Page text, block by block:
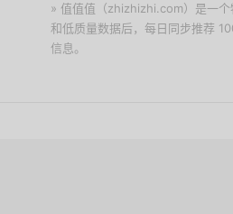
» 值值值（zhizhizhi.com）是一
和低质量数据后，每日同步推荐
信息。